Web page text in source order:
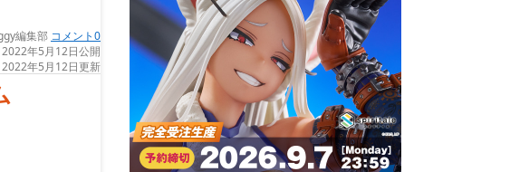
編集部 コメント0
2022年5月12日公開
2022年5月12日更新